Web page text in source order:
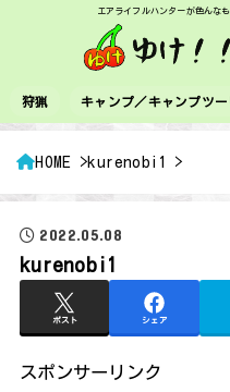
エアライフルハンターが色んな
狩猟 キャンプ／キャンプツ
HOME kurenobi1
2022.05.08
kurenobi1
ポスト シェア
スポンサーリンク